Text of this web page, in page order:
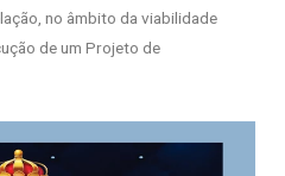
no âmbito da viabilidade
de um Projeto de